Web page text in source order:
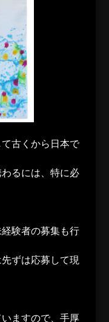
古くから日本で
るには、特に必
験者の募集も行
ずは応募して現
ますので、手厚